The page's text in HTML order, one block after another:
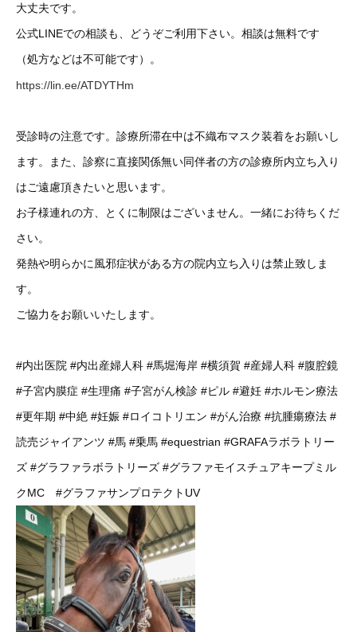
大丈夫です。
公式LINEでの相談も、どうぞご利用下さい。相談は無料です
（処方などは不可能です）。
https://lin.ee/ATDYTHm
受診時の注意です。診療所滞在中は不織布マスク装着をお願いし
ます。また、診察に直接関係無い同伴者の方の診療所内立ち入り
はご遠慮頂きたいと思います。
お子様連れの方、とくに制限はございません。一緒にお待ちくだ
さい。
発熱や明らかに風邪症状がある方の院内立ち入りは禁止致しま
す。
ご協力をお願いいたします。
#内出医院 #内出産婦人科 #馬堀海岸 #横須賀 #産婦人科 #腹腔鏡
#子宮内膜症 #生理痛 #子宮がん検診 #ピル #避妊 #ホルモン療法
#更年期 #中絶 #妊娠 #ロイコトリエン #がん治療 #抗腫瘍療法 #
読売ジャイアンツ #馬 #乗馬 #equestrian #GRAFAラボラトリー
ズ #グラファラボラトリーズ #グラファモイスチュアキープミル
クMC
#グラファサンプロテクトUV